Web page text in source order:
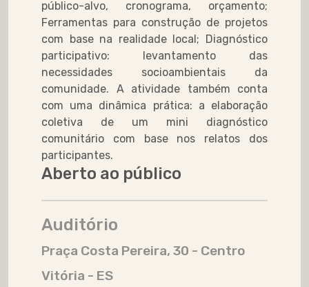
público-alvo, cronograma, orçamento;
Ferramentas para construção de projetos
com base na realidade local; Diagnóstico
participativo: levantamento das
necessidades socioambientais da
comunidade. A atividade também conta
com uma dinâmica prática: a elaboração
coletiva de um mini diagnóstico
comunitário com base nos relatos dos
participantes.
Aberto ao público
Auditório
Praça Costa Pereira, 30 - Centro
Vitória - ES